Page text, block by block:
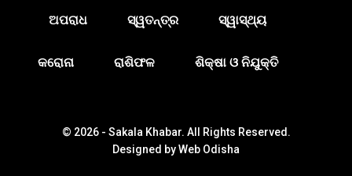
ଅପରାଧ ସ୍ୱତନ୍ତ୍ର ସ୍ୱାସ୍ଥ୍ୟ
କରୋନା ରାଶିଫଳ ଶିକ୍ଷା ଓ ନିଯୁକ୍ତି
© 2026 - Sakala Khabar. All Rights Reserved.
Designed byWeb Odisha